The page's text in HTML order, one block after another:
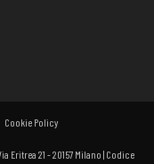
Cookie Policy
Eritrea 21 - 20157 Milano | Codice